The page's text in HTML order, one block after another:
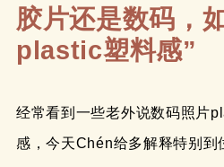
胶片还是数码，
plastic塑料感”
经常看到一些老外说数码照片
感，今天Chén给多解释特别到